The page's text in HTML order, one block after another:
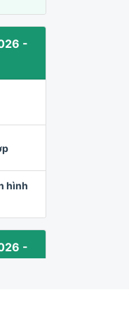
-
hình
-